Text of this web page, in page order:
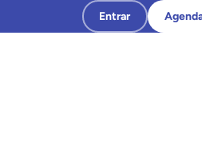
Entrar